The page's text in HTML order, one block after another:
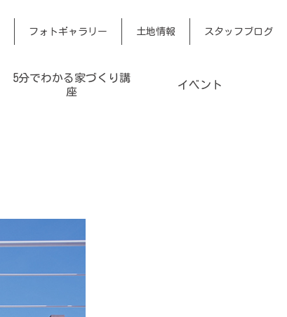
フォトギャラリー 土地情報 スタッフブログ
5分でわかる家づくり講
座
イベント